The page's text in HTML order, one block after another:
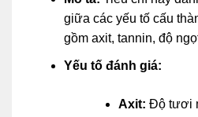
giữa các yếu tố cấu
gồm axit, tannin, độ
Yếu tố đánh giá:
Axit: Độ tươi